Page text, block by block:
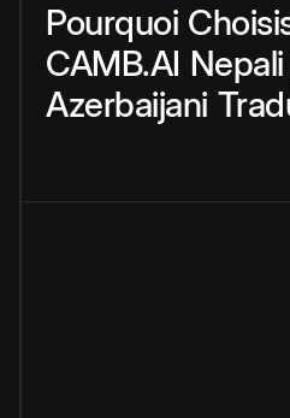
Pourquoi
CAMB.AI Nepali
Azerbaijani